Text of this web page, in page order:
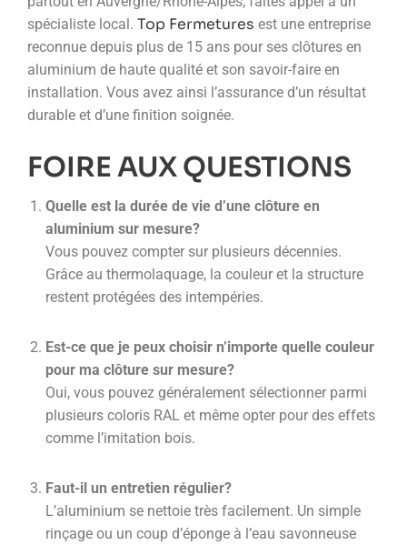
spécialiste local. Top Fermetures est une entreprise
reconnue depuis plus de 15 ans pour ses clôtures en
aluminium de haute qualité et son savoir-faire en
installation. Vous avez ainsi l’assurance d’un résultat
durable et d’une finition soignée.
FOIRE AUX QUESTIONS
Quelle est la durée de vie d’une clôture en
aluminium sur mesure?
Vous pouvez compter sur plusieurs décennies.
Grâce au thermolaquage, la couleur et la structure
restent protégées des intempéries.
Est-ce que je peux choisir n’importe quelle couleur
pour ma clôture sur mesure?
Oui, vous pouvez généralement sélectionner parmi
plusieurs coloris RAL et même opter pour des effets
comme l’imitation bois.
Faut-il un entretien régulier?
L’aluminium se nettoie très facilement. Un simple
rinçage ou un coup d’éponge à l’eau savonneuse